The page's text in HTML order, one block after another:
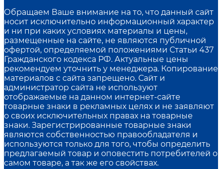
Обращаем Ваше внимание на то, что данный сайт
носит исключительно информационный характер
и ни при каких условиях материалы и цены,
размещенные на сайте, не являются публичной
офертой, определяемой положениями Статьи 437
Гражданского кодекса РФ. Актуальные цены
рекомендуем уточнить у менеджера. Копирование
материалов с сайта запрещено. Сайт и
администратор сайта не используют
отображаемые на данном интернет-сайте
товарные знаки в рекламных целях и не заявляют
о своих исключительных правах на товарные
знаки. Зарегистрированные товарные знаки
являются собственностью правообладателя и
используются только для того, чтобы определить
предлагаемый товар и оповестить потребителей о
самом товаре, а так же его свойствах.